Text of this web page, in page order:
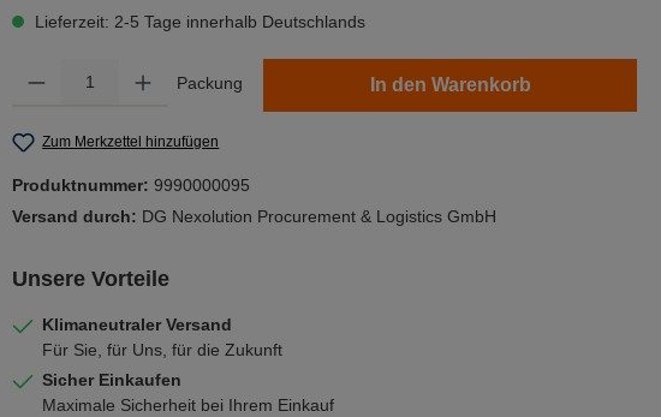
Lieferzeit: 2-5 Tage innerhalb Deutschlands
Packung In den Warenkorb
Zum Merkzettel hinzufügen
Produktnummer: 9990000095
Versand durch: DG Nexolution Procurement & Logistics GmbH
Unsere Vorteile
Klimaneutraler Versand
Für Sie, für Uns, für die Zukunft
Sicher Einkaufen
Maximale Sicherheit bei Ihrem Einkauf